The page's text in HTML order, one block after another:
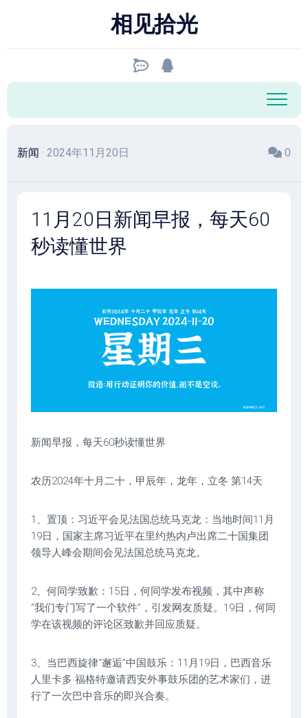
相见拾光
新闻 · 2024年11月20日 0
11月20日新闻早报，每天60
秒读懂世界
新闻早报，每天60秒读懂世界
农历2024年十月二十，甲辰年，龙年，立冬 第14天
1、置顶：习近平会见法国总统马克龙：当地时间11月
19日，国家主席习近平在里约热内卢出席二十国集团
领导人峰会期间会见法国总统马克龙。
2、何同学致歉：15日，何同学发布视频，其中声称
“我们专门写了一个软件”，引发网友质疑。19日，何同
学在该视频的评论区致歉并回应质疑。
3、当巴西旋律“邂逅”中国鼓乐：11月19日，巴西音乐
人里卡多·福格特邀请西安外事鼓乐团的艺术家们，进
行了一次巴中音乐的即兴合奏。